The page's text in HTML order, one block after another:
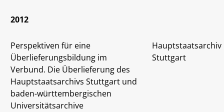
2012
Perspektiven für eine
Überlieferungsbildung im
Verbund. Die Überlieferung des
Hauptstaatsarchivs Stuttgart und
baden-württembergischen
Universitätsarchive
Hauptstaatsarchiv
Stuttgart